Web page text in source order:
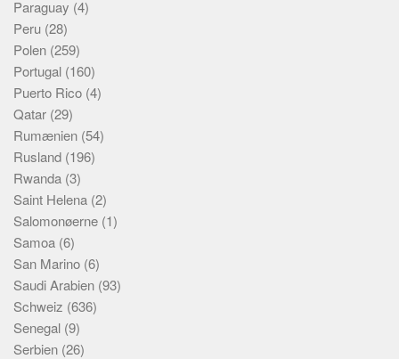
Paraguay (4)
Peru (28)
Polen (259)
Portugal (160)
Puerto Rico (4)
Qatar (29)
Rumænien (54)
Rusland (196)
Rwanda (3)
Saint Helena (2)
Salomonøerne (1)
Samoa (6)
San Marino (6)
Saudi Arabien (93)
Schweiz (636)
Senegal (9)
Serbien (26)